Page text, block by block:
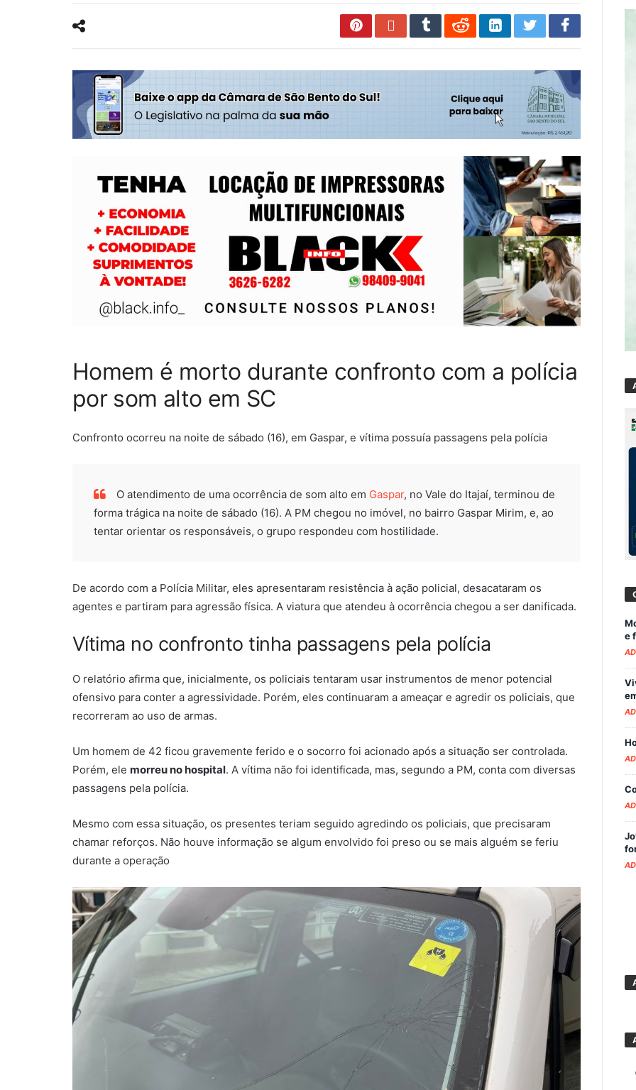
Homem é morto durante confronto com a polícia
por som alto em SC
Confronto ocorreu na noite de sábado (16), em Gaspar, e vítima possuía passagens pela polícia
O atendimento de uma ocorrência de som alto em Gaspar, no Vale do Itajaí, terminou de
forma trágica na noite de sábado (16). A PM chegou no imóvel, no bairro Gaspar Mirim, e, ao
tentar orientar os responsáveis, o grupo respondeu com hostilidade.
De acordo com a Polícia Militar, eles apresentaram resistência à ação policial, desacataram os
agentes e partiram para agressão física. A viatura que atendeu à ocorrência chegou a ser danificada.
Vítima no confronto tinha passagens pela polícia
O relatório afirma que, inicialmente, os policiais tentaram usar instrumentos de menor potencial
ofensivo para conter a agressividade. Porém, eles continuaram a ameaçar e agredir os policiais, que
recorreram ao uso de armas.
Um homem de 42 ficou gravemente ferido e o socorro foi acionado após a situação ser controlada.
Porém, ele morreu no hospital. A vítima não foi identificada, mas, segundo a PM, conta com diversas
passagens pela polícia.
Mesmo com essa situação, os presentes teriam seguido agredindo os policiais, que precisaram
chamar reforços. Não houve informação se algum envolvido foi preso ou se mais alguém se feriu
durante a operação
e